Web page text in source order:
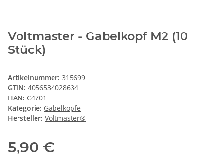
Voltmaster - Gabelkopf M2 (10
Stück)
Artikelnummer: 315699
GTIN: 4056534028634
HAN: C4701
Kategorie: Gabelköpfe
Hersteller: Voltmaster®
5,90 €